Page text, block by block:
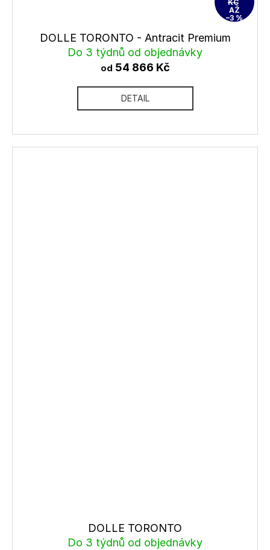
KČ
AŽ
–3 %
DOLLE TORONTO - Antracit Premium
Do 3 týdnů od objednávky
od 54 866 Kč
DETAIL
DOLLE TORONTO
Do 3 týdnů od objednávky